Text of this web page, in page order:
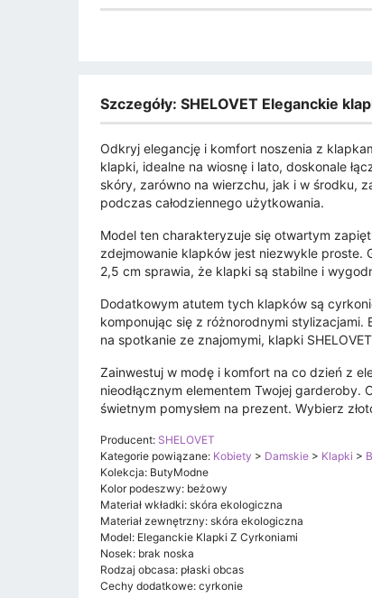
Szczegóły: SHELOVET Eleganckie
Odkryj elegancję i komfort noszenia z
klapki, idealne na wiosnę i lato, doskonale
skóry, zarówno na wierzchu, jak i w środku,
podczas całodziennego użytkowania.
Model ten charakteryzuje się otwartym
zdejmowanie klapków jest niezwykle proste.
2,5 cm sprawia, że klapki są stabilne i
Dodatkowym atutem tych klapków są
komponując się z różnorodnymi
na spotkanie ze znajomymi, klapki
Zainwestuj w modę i komfort na co dzień z
nieodłącznym elementem Twojej
świetnym pomysłem na prezent. Wybierz
Producent: SHELOVET
Kategorie powiązane: Kobiety > Damskie > Klapki >
Kolekcja: ButyModne
Kolor podeszwy: beżowy
Materiał wkładki: skóra ekologiczna
Materiał zewnętrzny: skóra ekologiczna
Model: Eleganckie Klapki Z Cyrkoniami
Nosek: brak noska
Rodzaj obcasa: płaski obcas
Cechy dodatkowe: cyrkonie